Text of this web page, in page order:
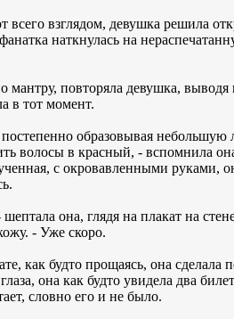
всего взглядом, девушка решила
наткнулась на
мантру, повторяла девушка,
в тот момент.
образовывая небольшую
волосы в красный, - вспомнила
с окровавленными руками,
шептала она, глядя на плакат на
- Уже скоро.
как будто прощаясь, она
она как будто увидела два
словно его и не было.